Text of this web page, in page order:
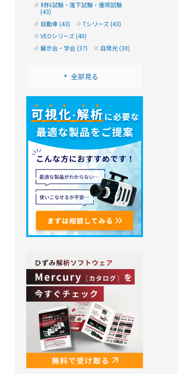
材料試験・落下試験・衝突試験
(43)
自動車 (43)
Tシリーズ (43)
VEOシリーズ (40)
展示会・学会 (37)
自発光 (30)
全部見る